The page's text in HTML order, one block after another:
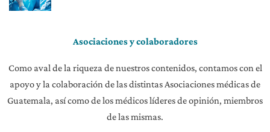
Asociaciones y colaboradores
Como aval de la riqueza de nuestros contenidos, contamos con el
apoyo y la colaboración de las distintas Asociaciones médicas de
Guatemala, así como de los médicos líderes de opinión, miembros
de las mismas.